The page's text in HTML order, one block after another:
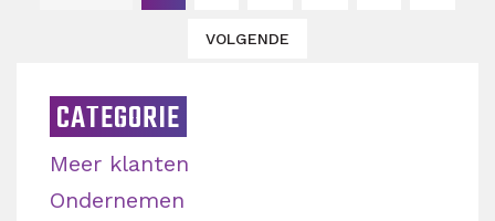
VOLGENDE
CATEGORIE
Meer klanten
Ondernemen